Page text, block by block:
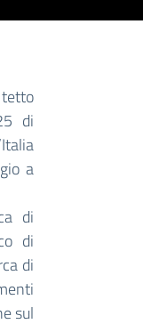
di
a
di
di
di
sul